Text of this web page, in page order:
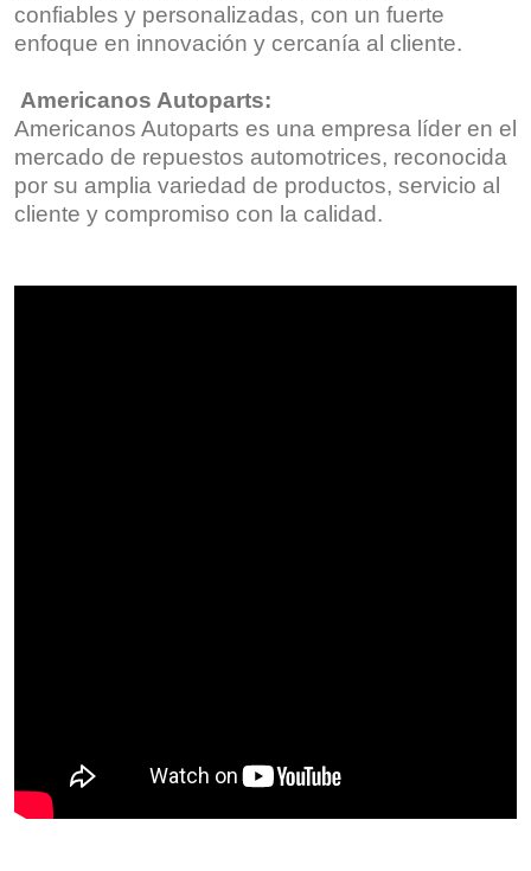
confiables y personalizadas, con un fuerte
enfoque en innovación y cercanía al cliente.
Americanos Autoparts:
Americanos Autoparts es una empresa líder en el
mercado de repuestos automotrices, reconocida
por su amplia variedad de productos, servicio al
cliente y compromiso con la calidad.